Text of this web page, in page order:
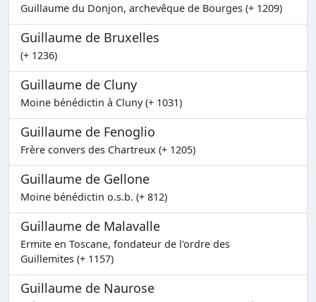
Guillaume du Donjon, archevêque de Bourges (+ 1209)
Guillaume de Bruxelles
(+ 1236)
Guillaume de Cluny
Moine bénédictin à Cluny (+ 1031)
Guillaume de Fenoglio
Frère convers des Chartreux (+ 1205)
Guillaume de Gellone
Moine bénédictin o.s.b. (+ 812)
Guillaume de Malavalle
Ermite en Toscane, fondateur de l'ordre des
Guillemites (+ 1157)
Guillaume de Naurose